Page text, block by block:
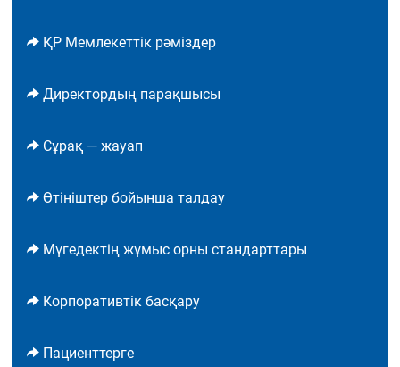
ҚР Мемлекеттік рәміздер
Директордың парақшысы
Сұрақ — жауап
Өтініштер бойынша талдау
Мүгедектің жұмыс орны стандарттары
Корпоративтік басқару
Пациенттерге